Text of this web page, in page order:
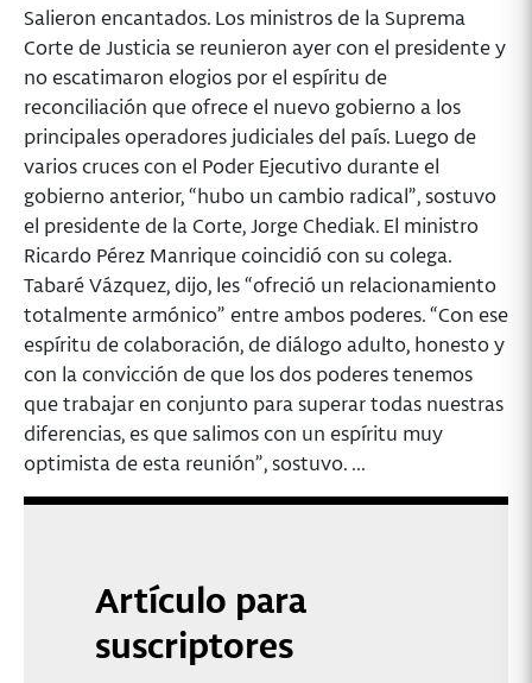
Salieron encantados. Los ministros de la Suprema
Corte de Justicia se reunieron ayer con el presidente y
no escatimaron elogios por el espíritu de
reconciliación que ofrece el nuevo gobierno a los
principales operadores judiciales del país. Luego de
varios cruces con el Poder Ejecutivo durante el
gobierno anterior, “hubo un cambio radical”, sostuvo
el presidente de la Corte, Jorge Chediak. El ministro
Ricardo Pérez Manrique coincidió con su colega.
Tabaré Vázquez, dijo, les “ofreció un relacionamiento
totalmente armónico” entre ambos poderes. “Con ese
espíritu de colaboración, de diálogo adulto, honesto y
con la convicción de que los dos poderes tenemos
que trabajar en conjunto para superar todas nuestras
diferencias, es que salimos con un espíritu muy
optimista de esta reunión”, sostuvo. ...
Artículo para
suscriptores